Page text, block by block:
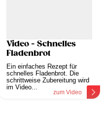
Video - Schnelles
Fladenbrot
Ein einfaches Rezept für
schnelles Fladenbrot. Die
schrittweise Zubereitung wird
im Video...
zum Video